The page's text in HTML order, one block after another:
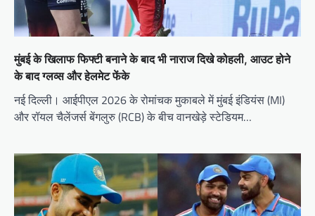
मुंबई के खिलाफ फिफ्टी बनाने के बाद भी नाराज दिखे कोहली, आउट होने
के बाद ग्लव्स और हेलमेट फेंके
नई दिल्ली। आईपीएल 2026 के रोमांचक मुकाबले में मुंबई इंडियंस (MI)
और रॉयल चैलेंजर्स बेंगलुरु (RCB) के बीच वानखेड़े स्टेडियम…